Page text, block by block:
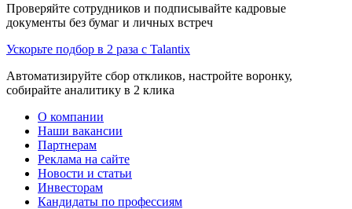
Проверяйте сотрудников и подписывайте кадровые
документы без бумаг и личных встреч
Ускорьте подбор в 2 раза с Talantix
Автоматизируйте сбор откликов, настройте воронку,
собирайте аналитику в 2 клика
О компании
Наши вакансии
Партнерам
Реклама на сайте
Новости и статьи
Инвесторам
Кандидаты по профессиям